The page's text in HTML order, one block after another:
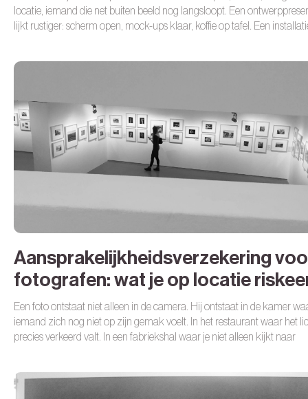
locatie, iemand die net buiten beeld nog langsloopt. Een
lijkt rustiger: scherm open, mock-ups klaar, koffie op tafel. Een
Aansprakelijkheidsverzekering
fotografen: wat je op locatie
Een foto ontstaat niet alleen in de camera. Hij ontstaat in de kamer
iemand zich nog niet op zijn gemak voelt. In het restaurant waar het
precies verkeerd valt. In een fabriekshal waar je niet alleen kijkt naar
jij.